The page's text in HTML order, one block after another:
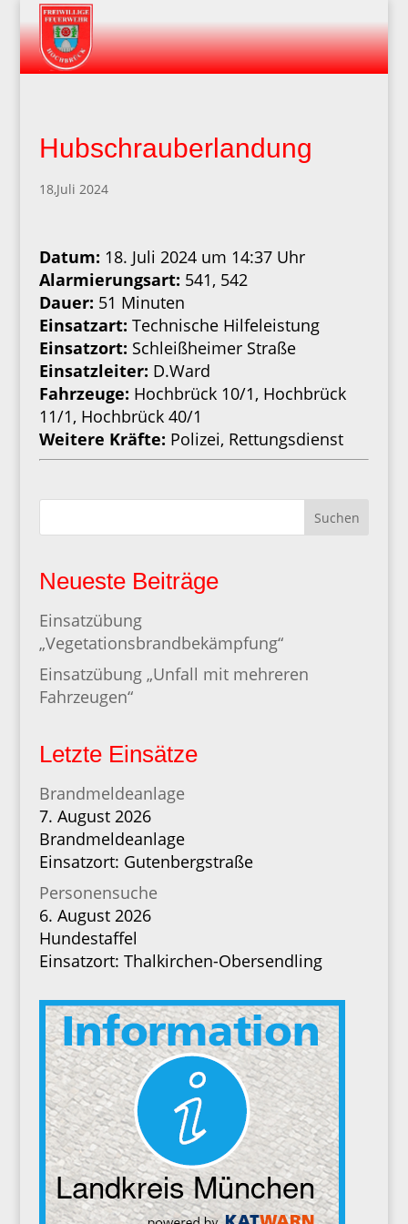
Hubschrauberlandung
18,Juli 2024
Datum: 18. Juli 2024 um 14:37 Uhr
Alarmierungsart: 541, 542
Dauer: 51 Minuten
Einsatzart: Technische Hilfeleistung
Einsatzort: Schleißheimer Straße
Einsatzleiter: D.Ward
Fahrzeuge: Hochbrück 10/1, Hochbrück
11/1, Hochbrück 40/1
Weitere Kräfte: Polizei, Rettungsdienst
Suchen
Neueste Beiträge
Einsatzübung
„Vegetationsbrandbekämpfung“
Einsatzübung „Unfall mit mehreren
Fahrzeugen“
Letzte Einsätze
Brandmeldeanlage
7. August 2026
Brandmeldeanlage
Einsatzort: Gutenbergstraße
Personensuche
6. August 2026
Hundestaffel
Einsatzort: Thalkirchen-Obersendling